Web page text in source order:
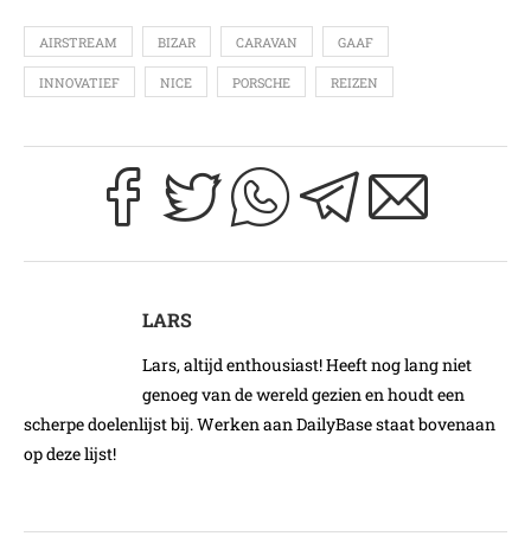
AIRSTREAM BIZAR CARAVAN GAAF
INNOVATIEF NICE PORSCHE REIZEN
LARS
Lars, altijd enthousiast! Heeft nog lang niet
genoeg van de wereld gezien en houdt een
scherpe doelenlijst bij. Werken aan DailyBase staat bovenaan
op deze lijst!